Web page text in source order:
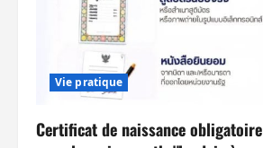
t
Vie pratique
Certificat de naissance obligatoire